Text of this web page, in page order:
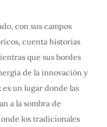
con sus campos
cuenta historias
que sus bordes
de la innovación y
un lugar donde las
a la sombra de
los tradicionales